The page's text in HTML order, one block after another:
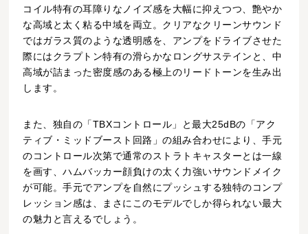
コイル特有の耳障りなノイズ感を大幅に抑えつつ、艶やか
な高域と太く粘る中域を両立。クリアなクリーンサウンド
ではガラス質のような透明感を、アンプをドライブさせた
際にはクラプトン特有の滑らかなロングサステインと、中
高域が詰まった密度感のある極上のリードトーンを生み出
します。
また、独自の「TBXコントロール」と最大25dBの「アク
ティブ・ミッドブースト回路」の組み合わせにより、手元
のコントロール次第で通常のストラトキャスターとは一線
を画す、ハムバッカー顔負けの太く力強いサウンドメイク
が可能。手元でアンプを自然にプッシュする独特のコンプ
レッション感は、まさにこのモデルでしか得られない最大
の魅力と言えるでしょう。